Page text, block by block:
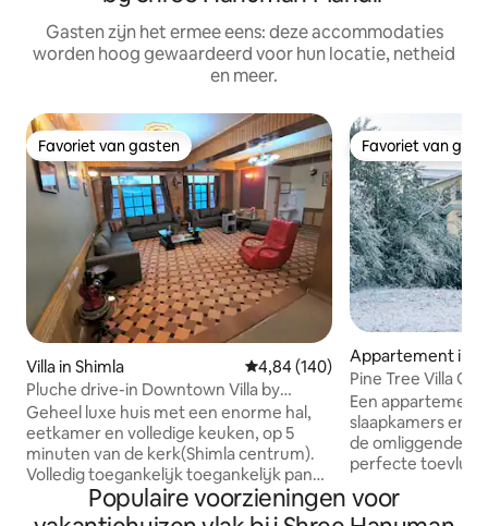
Gasten zijn het ermee eens: deze accommodaties
worden hoog gewaardeerd voor hun locatie, netheid
en meer.
Favoriet van gasten
Favoriet van gasten
Villa in Shimla Gemiddelde beoordeling van
4,84 (140)
Pluche drive-in Downtown Villa by
Kalawati Homes
Geheel luxe huis met een enorme hal,
eetkamer en volledige keuken, op 5
minuten van de kerk(Shimla centrum).
Volledig toegankelijk toegankelijk pand
in het HART van DE STAD, wordt
geleverd met omheinde
Favoriet van
Favoriet van
Appartement in
Pine Tree Villa
in Shimla
Een
slaapkamers en
de omliggende
perfecte
verjongende
Populaire voorzieningen voor